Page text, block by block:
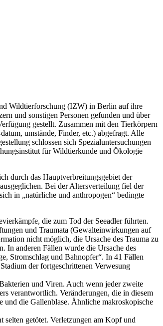
Wildtierforschung (IZW) in Berlin auf ihre
und sonstigen Personen gefunden und über
gestellt. Zusammen mit den Tierkörpern
umstände, Finder, etc.) abgefragt. Alle
schlossen sich Spezialuntersuchungen
für Wildtierkunde und Ökologie
durch das Hauptverbreitungsgebiet der
Bei der Altersverteilung fiel der
in „natürliche und anthropogen“ bedingte
die zum Tod der Seeadler führten.
und Traumata (Gewalteinwirkungen auf
nicht möglich, die Ursache des Trauma zu
In anderen Fällen wurde die Ursache des
Stromschlag und Bahnopfer“. In 41 Fällen
der fortgeschrittenen Verwesung
und Viren. Auch wenn jeder zweite
verantwortlich. Veränderungen, die in diesem
und die Gallenblase. Ähnliche makroskopische
selten getötet. Verletzungen am Kopf und